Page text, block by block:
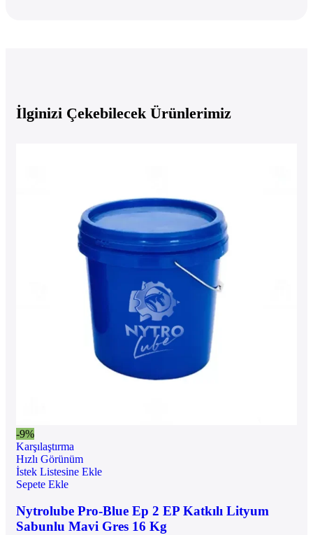
İlginizi Çekebilecek Ürünlerimiz
-9%
Karşılaştırma
Hızlı Görünüm
İstek Listesine Ekle
Sepete Ekle
Nytrolube Pro-Blue Ep 2 EP Katkılı Lityum
Sabunlu Mavi Gres 16 Kg